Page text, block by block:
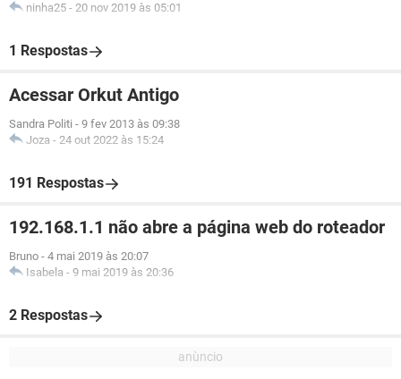
ninha25 - 20 nov 2019 às 05:01
1 Respostas
Acessar Orkut Antigo
Sandra Politi - 9 fev 2013 às 09:38
Joza - 24 out 2022 às 15:24
191 Respostas
192.168.1.1 não abre a página web do roteador
Bruno - 4 mai 2019 às 20:07
Isabela - 9 mai 2019 às 20:36
2 Respostas